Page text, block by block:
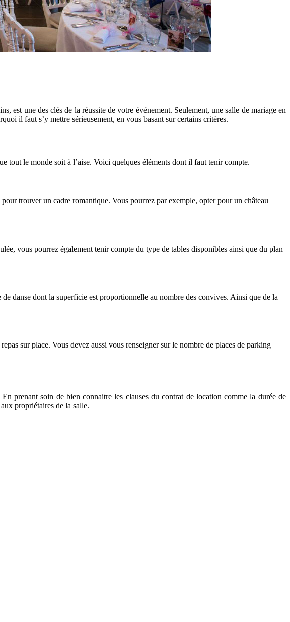
est une des clés de la réussite de votre événement. Seulement, une salle de mariage en
il faut s’y mettre sérieusement, en vous basant sur certains critères.
tout le monde soit à l’aise. Voici quelques éléments dont il faut tenir compte.
trouver un cadre romantique. Vous pourrez par exemple, opter pour un château
vous pourrez également tenir compte du type de tables disponibles ainsi que du plan
danse dont la superficie est proportionnelle au nombre des convives. Ainsi que de la
sur place. Vous devez aussi vous renseigner sur le nombre de places de parking
prenant soin de bien connaitre les clauses du contrat de location comme la durée de
propriétaires de la salle.